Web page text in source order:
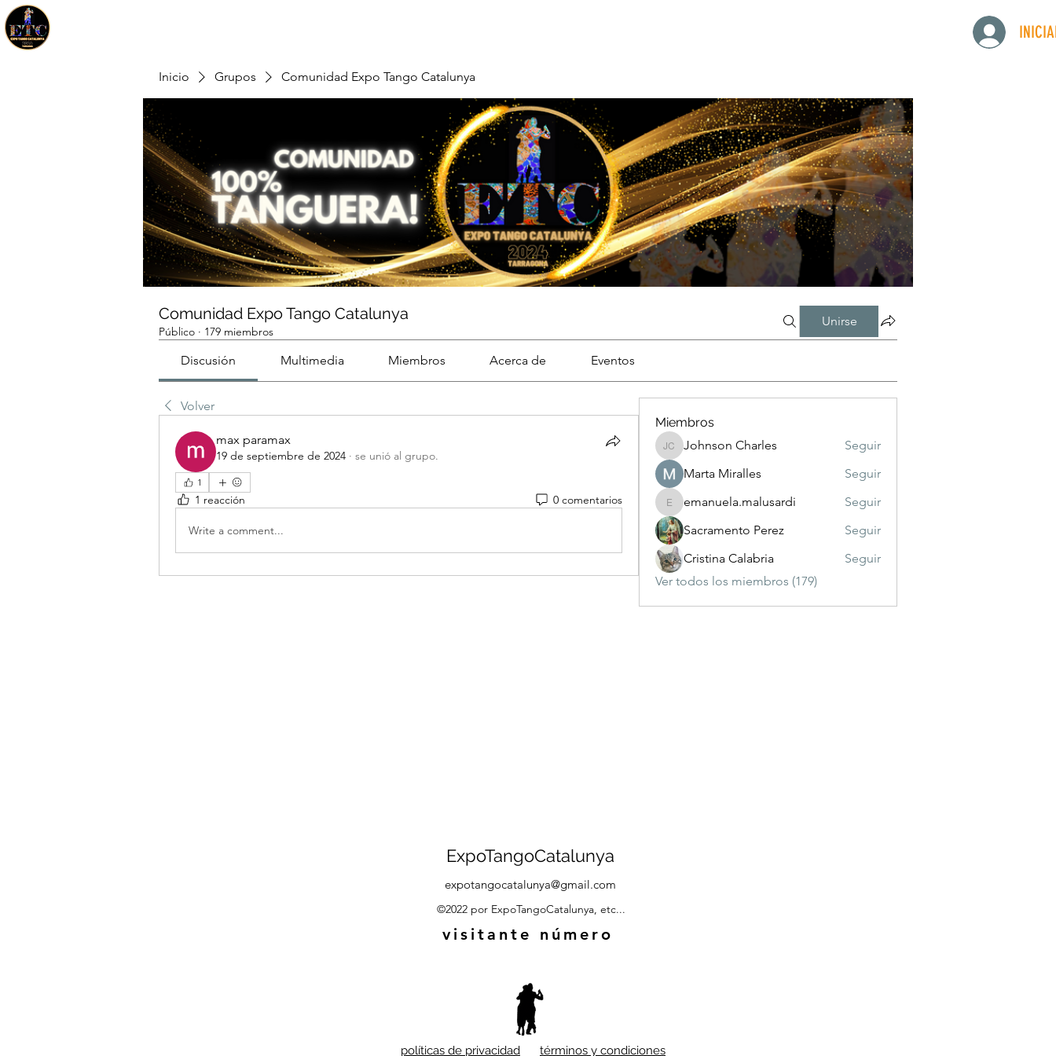
Inicio Grupos Comunidad Expo Tango Catalunya
Comunidad Expo Tango Catalunya
Público · 179 miembros
Unirse
Discusión Multimedia Miembros Acerca de Eventos
Volver
max paramax
19 de septiembre de 2024 · se unió al grupo.
1
1 reacción 0 comentarios
Write a comment...
Miembros
Johnson Charles
Johnson Charles
Seguir
Marta Miralles
Seguir
emanuela.malusardi
emanuela.malusardi
Seguir
Sacramento Perez
Seguir
Cristina Calabria
Seguir
Ver todos los miembros (179)
ExpoTangoCatalunya
expotangocatalunya@gmail.com
©2022 por ExpoTangoCatalunya, etc...
visitante número
políticas de privacidad términos y condiciones